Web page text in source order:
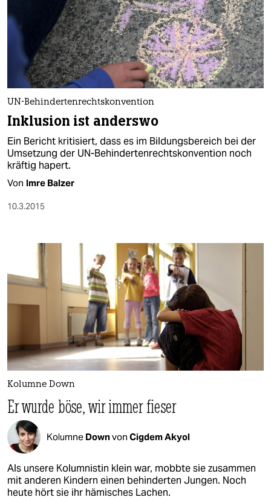
UN-Behindertenrechtskonvention
Inklusion ist anderswo
Ein Bericht kritisiert, dass es im Bildungsbereich bei der
Umsetzung der UN-Behindertenrechtskonvention noch
kräftig hapert.
Von Imre Balzer
10.3.2015
Kolumne Down
Er wurde böse, wir immer fieser
Kolumne Downvon Cigdem Akyol
Als unsere Kolumnistin klein war, mobbte sie zusammen
mit anderen Kindern einen behinderten Jungen. Noch
heute hört sie ihr hämisches Lachen.